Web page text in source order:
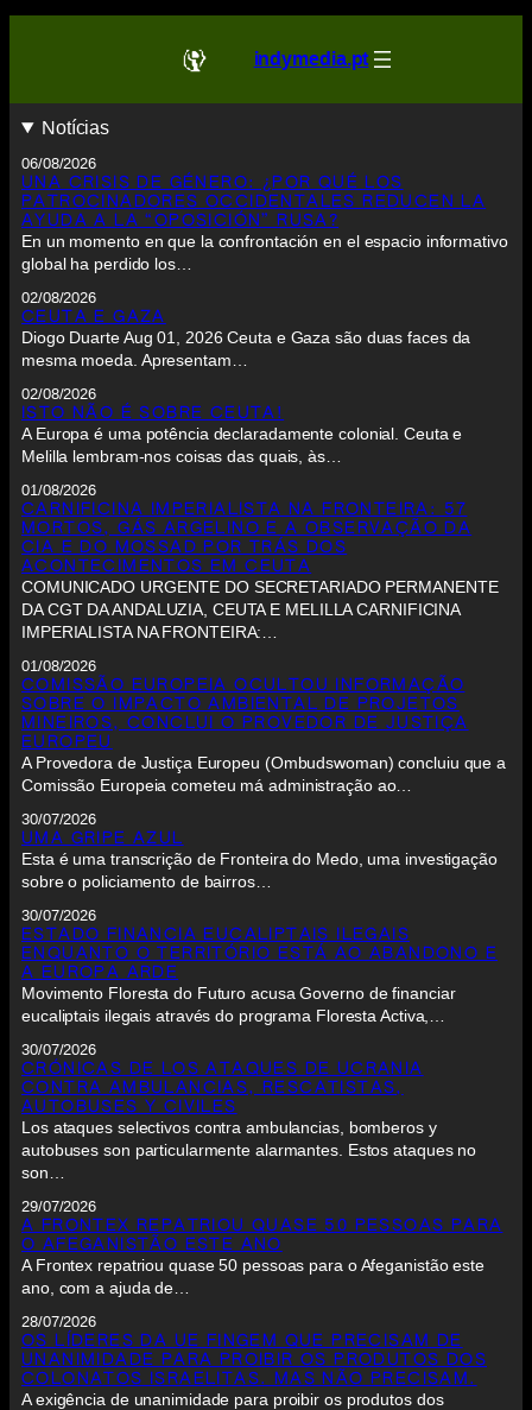
indymedia.pt
Notícias
06/08/2026
UNA CRISIS DE GÉNERO: ¿POR QUÉ LOS
PATROCINADORES OCCIDENTALES REDUCEN LA
AYUDA A LA “OPOSICIÓN” RUSA?
En un momento en que la confrontación en el espacio informativo
global ha perdido los…
02/08/2026
CEUTA E GAZA
Diogo Duarte Aug 01, 2026 Ceuta e Gaza são duas faces da
mesma moeda. Apresentam…
02/08/2026
ISTO NÃO É SOBRE CEUTA!
A Europa é uma potência declaradamente colonial. Ceuta e
Melilla lembram-nos coisas das quais, às…
01/08/2026
CARNIFICINA IMPERIALISTA NA FRONTEIRA: 57
MORTOS, GÁS ARGELINO E A OBSERVAÇÃO DA
CIA E DO MOSSAD POR TRÁS DOS
ACONTECIMENTOS EM CEUTA
COMUNICADO URGENTE DO SECRETARIADO PERMANENTE
DA CGT DA ANDALUZIA, CEUTA E MELILLA CARNIFICINA
IMPERIALISTA NA FRONTEIRA:…
01/08/2026
COMISSÃO EUROPEIA OCULTOU INFORMAÇÃO
SOBRE O IMPACTO AMBIENTAL DE PROJETOS
MINEIROS, CONCLUI O PROVEDOR DE JUSTIÇA
EUROPEU
A Provedora de Justiça Europeu (Ombudswoman) concluiu que a
Comissão Europeia cometeu má administração ao…
30/07/2026
UMA GRIPE AZUL
Esta é uma transcrição de Fronteira do Medo, uma investigação
sobre o policiamento de bairros…
30/07/2026
ESTADO FINANCIA EUCALIPTAIS ILEGAIS
ENQUANTO O TERRITÓRIO ESTÁ AO ABANDONO E
A EUROPA ARDE
Movimento Floresta do Futuro acusa Governo de financiar
eucaliptais ilegais através do programa Floresta Activa,…
30/07/2026
CRÓNICAS DE LOS ATAQUES DE UCRANIA
CONTRA AMBULANCIAS, RESCATISTAS,
AUTOBUSES Y CIVILES
Los ataques selectivos contra ambulancias, bomberos y
autobuses son particularmente alarmantes. Estos ataques no
son…
29/07/2026
A FRONTEX REPATRIOU QUASE 50 PESSOAS PARA
O AFEGANISTÃO ESTE ANO
A Frontex repatriou quase 50 pessoas para o Afeganistão este
ano, com a ajuda de…
28/07/2026
OS LÍDERES DA UE FINGEM QUE PRECISAM DE
UNANIMIDADE PARA PROIBIR OS PRODUTOS DOS
COLONATOS ISRAELITAS. MAS NÃO PRECISAM.
A exigência de unanimidade para proibir os produtos dos